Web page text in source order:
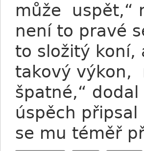
může uspět,“
není to pravé
to složitý
takový výkon,
špatné,“
úspěch
se mu téměř